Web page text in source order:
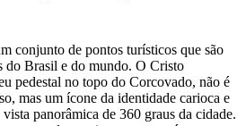
conjunto de pontos turísticos que são
do Brasil e do mundo. O Cristo
pedestal no topo do Corcovado, não é
mas um ícone da identidade carioca e
panorâmica de 360 graus da cidade.